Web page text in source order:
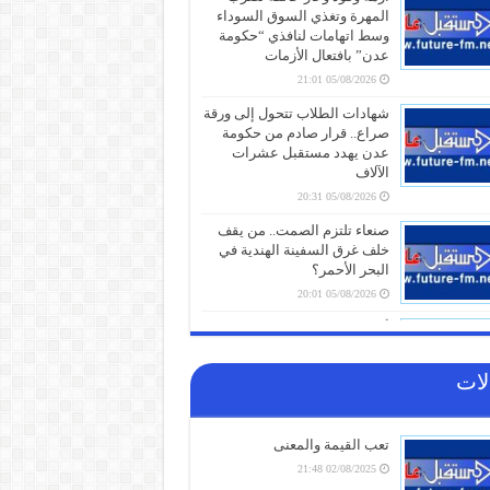
المهرة وتغذي السوق السوداء
وسط اتهامات لنافذي “حكومة
عدن” بافتعال الأزمات
05/08/2026 21:01
شهادات الطلاب تتحول إلى ورقة
صراع.. قرار صادم من حكومة
عدن يهدد مستقبل عشرات
الآلاف
05/08/2026 20:31
صنعاء تلتزم الصمت.. من يقف
خلف غرق السفينة الهندية في
البحر الأحمر؟
05/08/2026 20:01
أزمة مياه طاحنة ومئات البيوت
اليابانية تكشف الخسائر الثقيلة
أزمة الخدمات والرواتب تفجر
الشارع بالضالع.. هتافات تندد
تعب القيمة والمعنى
02/08/2025 21:48